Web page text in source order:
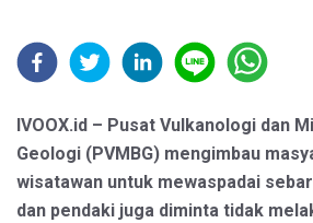
IVOOX.id – Pusat Vulkanologi dan
Geologi (PVMBG) mengimbau
wisatawan untuk mewaspadai
dan pendaki juga diminta tidak